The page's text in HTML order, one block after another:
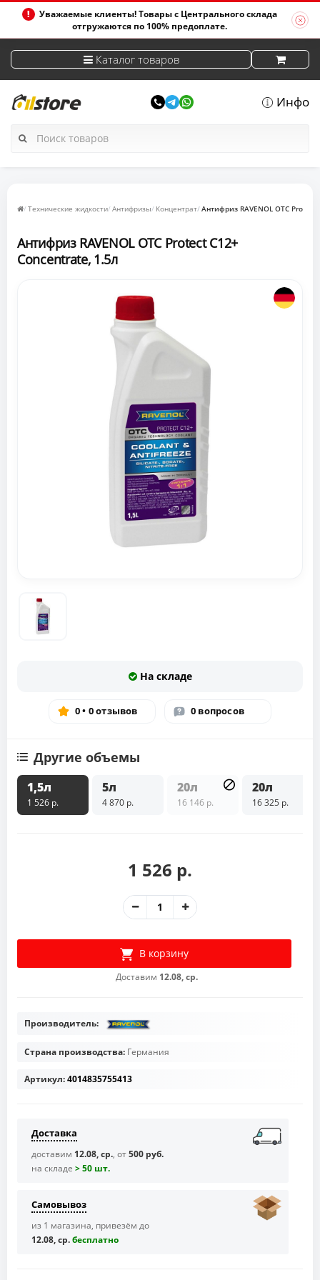
Уважаемые клиенты! Товары с Центрального склада
отгружаются по 100% предоплате.
Каталог товаров
Инфо
Технические жидкости Антифризы Концентрат Антифриз RAVENOL OTC
Антифриз RAVENOL OTC Protect C12+
Concentrate, 1.5л
На складе
0 • 0 отзывов 0 вопросов
Другие объемы
1,5л
1 526 р.
5л
4 870 р.
20л
16 146 р.
20л
16 325 р.
1 526 р.
В корзину
Доставим 12.08, ср.
Производитель:
Страна производства: Германия
Артикул:4014835755413
Доставка
доставим 12.08, ср., от500 руб.
на складе > 50 шт.
Самовывоз
из 1 магазина, привезём до
12.08, ср.бесплaтно